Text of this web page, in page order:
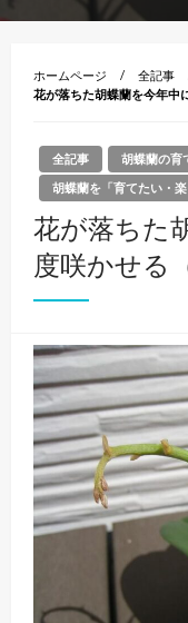
ホームページ
全記事
花が落ちた胡蝶蘭を今年中
全記事
胡蝶蘭の育
胡蝶蘭を「育てたい・楽
花が落ちた
度咲かせる